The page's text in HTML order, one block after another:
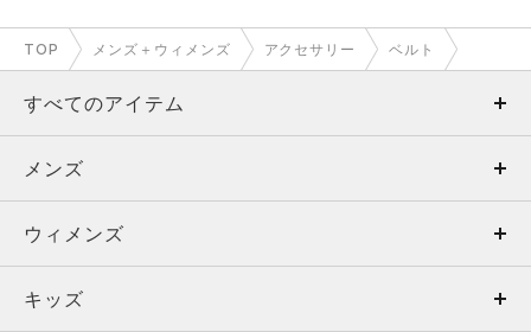
TOP メンズ＋ウィメンズ アクセサリー ベルト
すべてのアイテム
メンズ
ウィメンズ
キッズ
メンズ
トップス
ボトムス
ウィメンズ
トップス
キッズ